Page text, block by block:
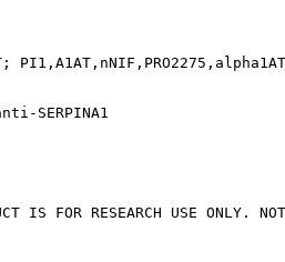
SERPINA1
IS FOR RESEARCH USE ONLY.